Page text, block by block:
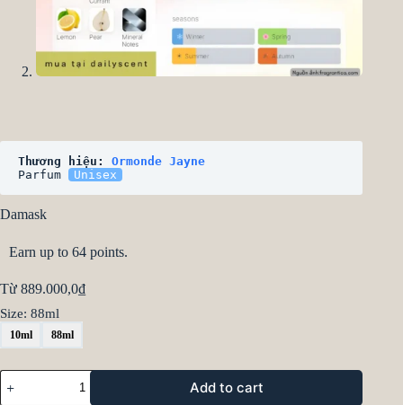
Thương hiệu: Ormonde Jayne
Parfum
Unisex
Damask
Earn up to 64 points.
Từ 889.000,0₫
Size: 88ml
10ml 88ml
Add to cart